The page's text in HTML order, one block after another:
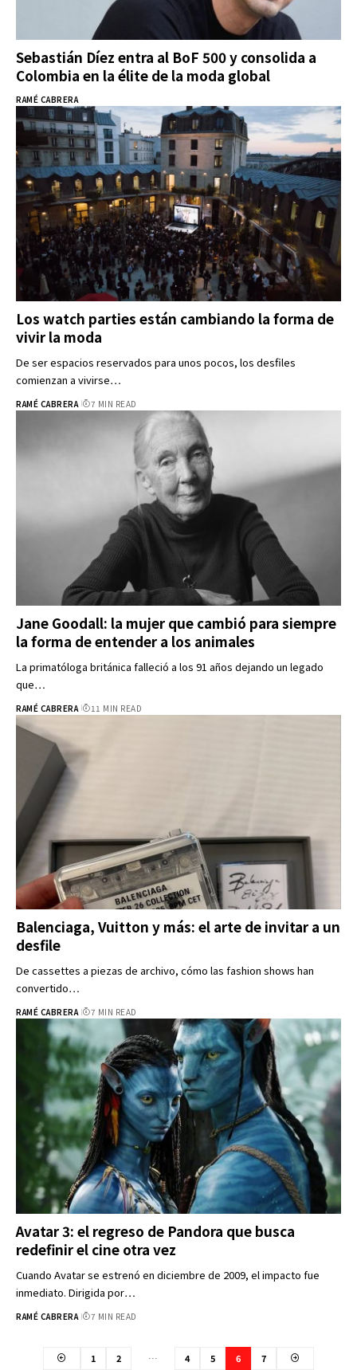
Sebastián Díez entra al BoF 500 y consolida a
Colombia en la élite de la moda global
RAMÉ CABRERA
Los watch parties están cambiando la forma de
vivir la moda
De ser espacios reservados para unos pocos, los desfiles
comienzan a vivirse…
RAMÉ CABRERA 7 MIN READ
Jane Goodall: la mujer que cambió para siempre
la forma de entender a los animales
La primatóloga británica falleció a los 91 años dejando un legado
que…
RAMÉ CABRERA 11 MIN READ
Balenciaga, Vuitton y más: el arte de invitar a un
desfile
De cassettes a piezas de archivo, cómo las fashion shows han
convertido…
RAMÉ CABRERA 7 MIN READ
Avatar 3: el regreso de Pandora que busca
redefinir el cine otra vez
Cuando Avatar se estrenó en diciembre de 2009, el impacto fue
inmediato. Dirigida por…
RAMÉ CABRERA 7 MIN READ
1 2 … 4 5 6 7